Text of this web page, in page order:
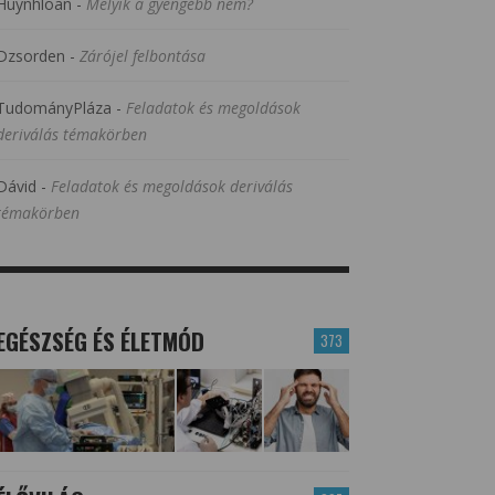
- Melyik a gyengébb nem?
- Zárójel felbontása
- Feladatok és megoldások
témakörben
- Feladatok és megoldások deriválás
373
ÉS ÉLETMÓD